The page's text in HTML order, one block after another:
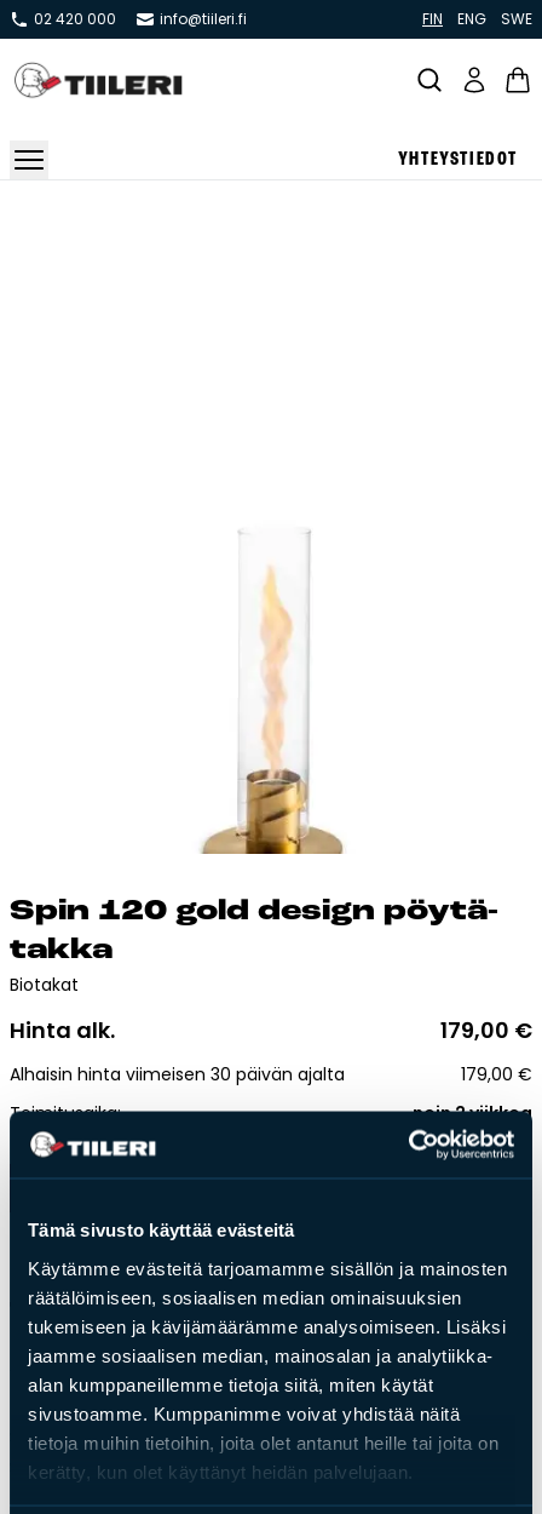
Tämä sivusto käyttää evästeitä
Käytämme evästeitä tarjoamamme sisällön ja mainosten
räätälöimiseen, sosiaalisen median ominaisuuksien
tukemiseen ja kävijämäärämme analysoimiseen. Lisäksi
jaamme sosiaalisen median, mainosalan ja analytiikka-
alan kumppaneillemme tietoja siitä, miten käytät
sivustoamme. Kumppanimme voivat yhdistää näitä
tietoja muihin tietoihin, joita olet antanut heille tai joita on
kerätty, kun olet käyttänyt heidän palvelujaan.
02 420 000 info@tiileri.fi FIN ENG SWE
YHTEYSTIEDOT
Aukonylitysratkaisut ja
Tiilimuurauskannakejärjestelmät
Vastuullisuus
Tiilityökalu
Esitteet
Verkkokauppa
Tulisijatarvikkeet
Kamiinat ja kevyet tulisijat
Tiilet
Laastit
Kiukaat ja kiuaskivet
Outlet
Käyttöehdot
Peruuta verkkokauppatilauksesi
Yhteystiedot
Spin 120 gold de­sign pöy­tä­
tak­ka
Biotakat
Hinta alk. 179,00 €
Alhaisin hinta viimeisen 30 päivän ajalta 179,00 €
Toimitusaika:
noin 2 viikkoa
Lisää ostoskoriin
Tek­ni­set tie­dot
Mitat
LEVEYS (MM)
JALAN LEVEYS 230
KORKEUS (MM)
540
PAINO (KG)
5
Spin pöytätakka on suunnittelijoiden taidonnäyte.
Seuraa liekkipyörteen leikkiä ja fiilistele tulen
tunnelmaa. Moderni ajaton design sopii kotiin kuin